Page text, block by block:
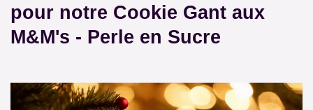
pour notre Cookie Gant aux
M&M's - Perle en Sucre